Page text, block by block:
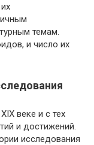
темам.
и число их
веке и с тех
и достижений.
исследования